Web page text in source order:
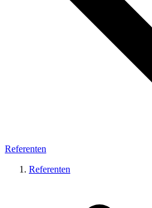
Referenten
Referenten